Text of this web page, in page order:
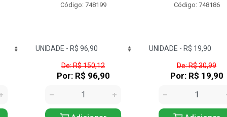
Código: 748199
De: R$ 150,12
Por: R$ 96,90
Código: 748186
De: R$ 30,99
Por: R$ 19,90